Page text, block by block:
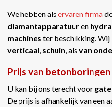
We hebben als ervaren firmade
diamantapparatuuren
machines ter beschikking. Wij
verticaal schuin , als van
Prijs van
U kan bij ons terecht voor
De prijs is afhankelijk van een